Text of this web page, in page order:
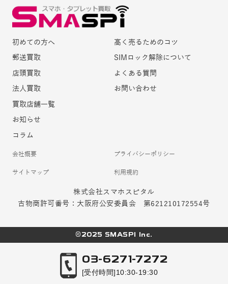
初めての方へ
郵送買取
店頭買取
法人買取
買取店舗一覧
お知らせ
コラム
高く売るためのコツ
SIMロック解除について
よくある質問
お問い合わせ
会社概要 プライバシーポリシー
サイトマップ 利用規約
株式会社スマホスピタル
古物商許可番号：大阪府公安委員会 第621210172554号
©2025 SMASPI Inc.
03-6271-7272
[受付時間]10:30-19:30